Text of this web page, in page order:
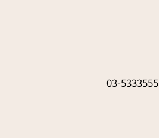
03-5333555